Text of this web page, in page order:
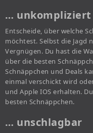
… unkompliziert
Entscheide, über welche
möchtest. Selbst die Jagd
Vergnügen. Du hast die
über die besten
Schnäppchen und Deals
einmal verschickt wird
und Apple IOS erhalten.
besten Schnäppchen.
… unschlagbar